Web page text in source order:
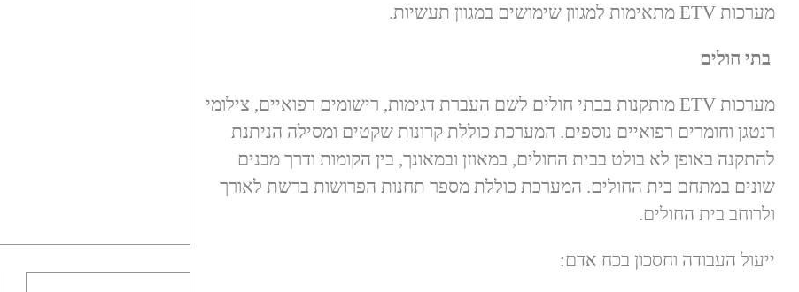
מערכות ETV מתאימות למגוון שימושים במגוון תעשיות.
בתי חולים
מערכות ETV מותקנות בבתי חולים לשם העברת דגימות, רישומים רפואיים, צילומי
רנטגן וחומרים רפואיים נוספים. המערכת כוללת קרונות שקטים ומסילה הניתנת
להתקנה באופן לא בולט בבית החולים, במאוזן ובמאונך, בין הקומות ודרך מבנים
שונים במתחם בית החולים. המערכת כוללת מספר תחנות הפרושות ברשת לאורך
ולרוחב בית החולים.
ייעול העבודה וחסכון בכח אדם: